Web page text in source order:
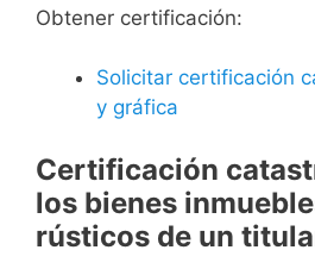
Obtener certificación:
Solicitar certificación
y gráfica
Certificación
los bienes
rústicos de un